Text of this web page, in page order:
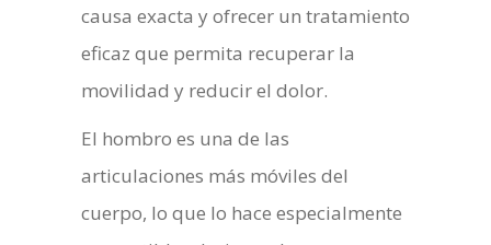
causa exacta y ofrecer un tratamiento
eficaz que permita recuperar la
movilidad y reducir el dolor.
El hombro es una de las
articulaciones más móviles del
cuerpo, lo que lo hace especialmente